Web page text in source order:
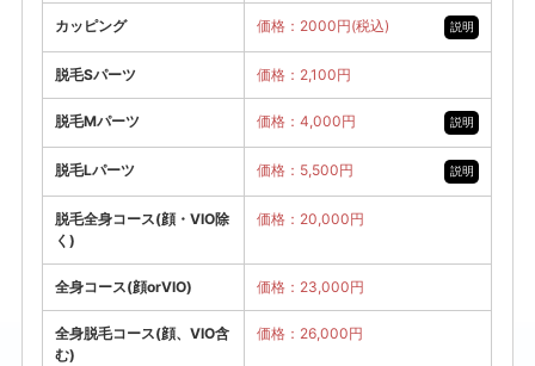
カッピング 説明
価格：2000円(税込)
脱毛Sパーツ 価格：2,100円
脱毛Mパーツ 説明
価格：4,000円
脱毛Lパーツ 説明
価格：5,500円
脱毛全身コース(顔・VIO除
く)
価格：20,000円
全身コース(顔orVIO) 価格：23,000円
全身脱毛コース(顔、VIO含
む)
価格：26,000円